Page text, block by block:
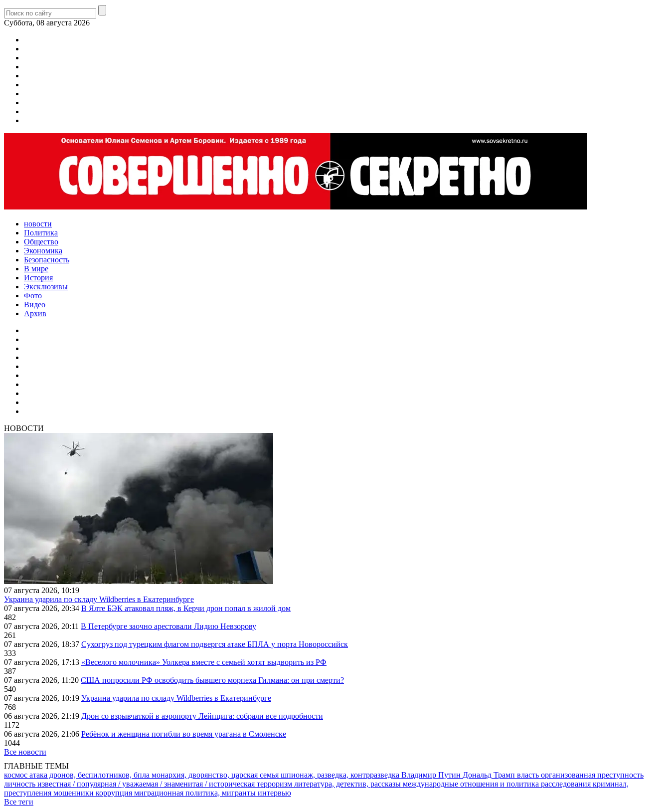
Суббота, 08 августа 2026
новости
Политика
Общество
Экономика
Безопасность
В мире
История
Эксклюзивы
Фото
Видео
Архив
НОВОСТИ
07 августа 2026, 10:19
Украина ударила по складу Wildberries в Екатеринбурге
07 августа 2026, 20:34 В Ялте БЭК атаковал пляж, в Керчи дрон попал в жилой дом
482
07 августа 2026, 20:11 В Петербурге заочно арестовали Лидию Невзорову
261
07 августа 2026, 18:37 Сухогруз под турецким флагом подвергся атаке БПЛА у порта Новороссийск
333
07 августа 2026, 17:13 «Веселого молочника» Уолкера вместе с семьей хотят выдворить из РФ
387
07 августа 2026, 11:20 США попросили РФ освободить бывшего морпеха Гилмана: он при смерти?
540
07 августа 2026, 10:19 Украина ударила по складу Wildberries в Екатеринбурге
768
06 августа 2026, 21:19 Дрон со взрывчаткой в аэропорту Лейпцига: собрали все подробности
1172
06 августа 2026, 21:06 Ребёнок и женщина погибли во время урагана в Смоленске
1044
Все новости
ГЛАВНЫЕ ТЕМЫ
космос атака дронов, беспилотников, бпла монархия, дворянство, царская семья шпионаж, разведка, контрразведка Владимир Путин Дональд Трамп власть организованная преступность
личность известная / популярная / уважаемая / знаменитая / историческая терроризм литература, детектив, рассказы международные отношения и политика расследования криминал,
преступления мошенники коррупция миграционная политика, мигранты интервью
Все теги